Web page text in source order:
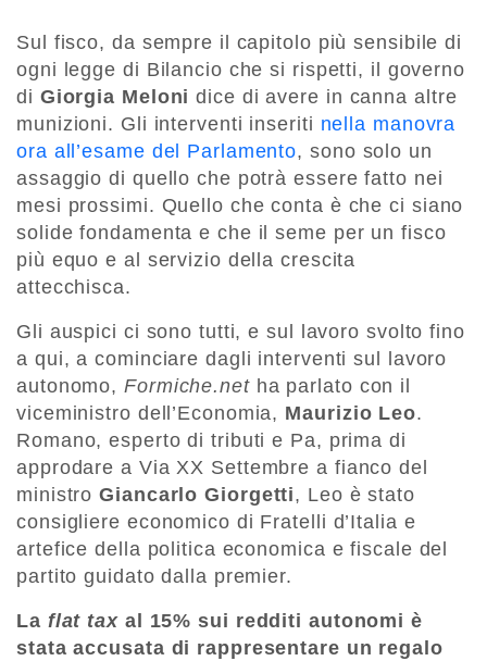
Sul fisco, da sempre il capitolo più sensibile di
ogni legge di Bilancio che si rispetti, il governo
di Giorgia Meloni dice di avere in canna altre
munizioni. Gli interventi inseriti nella manovra
ora all’esame del Parlamento, sono solo un
assaggio di quello che potrà essere fatto nei
mesi prossimi. Quello che conta è che ci siano
solide fondamenta e che il seme per un fisco
più equo e al servizio della crescita
attecchisca.
Gli auspici ci sono tutti, e sul lavoro svolto fino
a qui, a cominciare dagli interventi sul lavoro
autonomo,Formiche.netha parlato con il
viceministro dell’Economia, Maurizio Leo.
Romano, esperto di tributi e Pa, prima di
approdare a Via XX Settembre a fianco del
ministroGiancarlo Giorgetti, Leo è stato
consigliere economico di Fratelli d’Italia e
artefice della politica economica e fiscale del
partito guidato dalla premier.
La flat taxal 15% sui redditi autonomi è
stata accusata di rappresentare un regalo